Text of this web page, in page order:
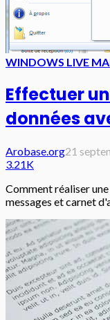
WINDOWS LIVE
Effectuer
données
Arobase.org21
3.21K
Comment réaliser
messages et carnet